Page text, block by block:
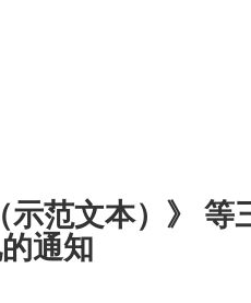
范文本）》 等
通知